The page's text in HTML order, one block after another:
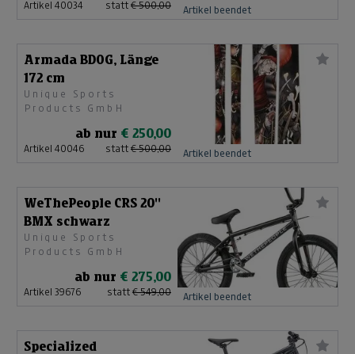
Artikel 40034 statt € 500,00 Artikel beendet
Armada BDOG, Länge
172 cm
Unique Sports
Products GmbH
ab nur € 250,00
Artikel 40046 statt € 500,00 Artikel beendet
WeThePeople CRS 20''
BMX schwarz
Unique Sports
Products GmbH
ab nur € 275,00
Artikel 39676 statt € 549,00 Artikel beendet
Specialized